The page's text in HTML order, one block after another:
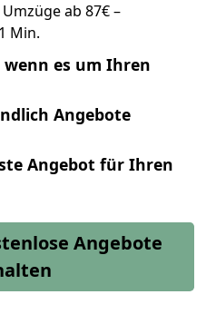
ab 87€ –
Min.
es um Ihren
Angebote
Angebot für Ihren
Angebote